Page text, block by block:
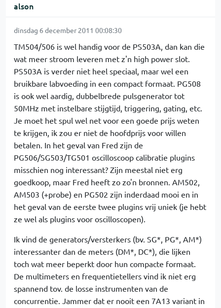
alson
dinsdag 6 december 2011 00:08:30
TM504/506 is wel handig voor de PS503A, dan kan die
wat meer stroom leveren met z'n high power slot.
PS503A is verder niet heel speciaal, maar wel een
bruikbare labvoeding in een compact formaat. PG508
is ook wel aardig, dubbelbrede pulsgenerator tot
50MHz met instelbare stijgtijd, triggering, gating, etc.
Je moet het spul wel net voor een goede prijs weten
te krijgen, ik zou er niet de hoofdprijs voor willen
betalen. In het geval van Fred zijn de
PG506/SG503/TG501 oscilloscoop calibratie plugins
misschien nog interessant? Zijn meestal niet erg
goedkoop, maar Fred heeft zo zo'n bronnen. AM502,
AM503 (+probe) en PG502 zijn inderdaad mooi en in
het geval van de eerste twee plugins vrij uniek (je hebt
ze wel als plugins voor oscilloscopen).
Ik vind de generators/versterkers (bv. SG*, PG*, AM*)
interessanter dan de meters (DM*, DC*), die lijken
toch wat meer beperkt door hun compacte formaat.
De multimeters en frequentietellers vind ik niet erg
spannend tov. de losse instrumenten van de
concurrentie. Jammer dat er nooit een 7A13 variant in